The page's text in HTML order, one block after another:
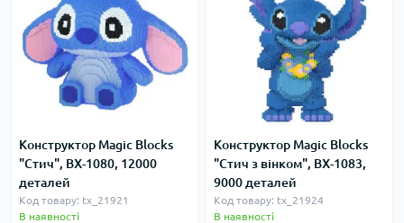
Конструктор Magic Blocks
"Стич", BX-1080, 12000
деталей
Код товару: tx_21921
В наявності
Конструктор Magic Blocks
"Стич з вінком", BX-1083,
9000 деталей
Код товару: tx_21924
В наявності